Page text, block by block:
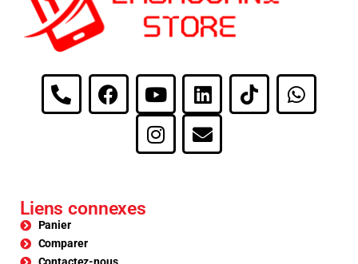
Liens connexes
Panier
Comparer